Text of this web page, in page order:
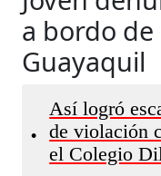
a bordo
Guayaquil
•
Así logró
de violación
el Colegio